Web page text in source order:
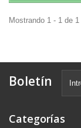
Mostrando 1 - 1 de 1
Boletín
Categorías